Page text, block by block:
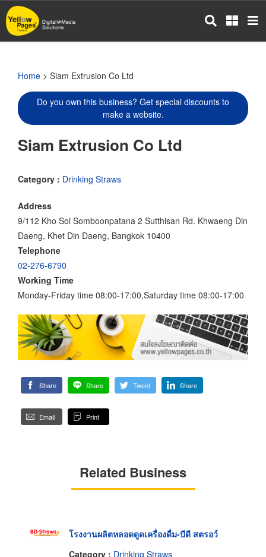
Skip
to
main
Home > Siam Extrusion Co Ltd
Do you own this business? Get special discounts to
make a website.
Siam Extrusion Co Ltd
Category : Drinking Straws
Address
9/112 Kho Soi Somboonpatana 2 Sutthisan Rd. Khwaeng Din
Daeng, Khet Din Daeng, Bangkok 10400
Telephone
02-276-6790
Working Time
Monday-Friday time 08:00-17:00,Saturday time 08:00-17:00
Share Share Tweet Share
Email Print
Related Business
โรงงานผลิตหลอดดูดเครื่องดื่ม-บีดี สตรอว์
Category : Drinking Straws